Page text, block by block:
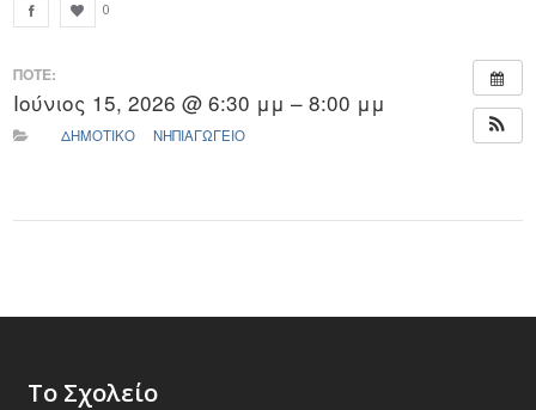
0
ΠΟΤΕ:
Ιούνιος 15, 2026 @ 6:30 μμ – 8:00 μμ
ΔΗΜΟΤΙΚΟ ΝΗΠΙΑΓΩΓΕΙΟ
Το Σχολείο